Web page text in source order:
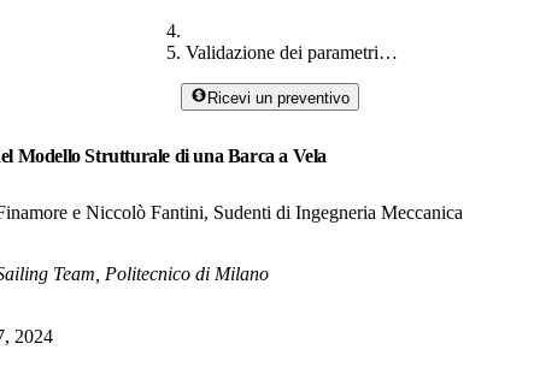
Validazione dei parametri del modello strutturale
Ricevi un preventivo
Modello Strutturale di una Barca a Vela
e Niccolò Fantini, Sudenti di Ingegneria Meccanica
Team, Politecnico di Milano
2024